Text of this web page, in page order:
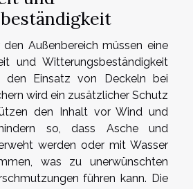
Außenbereich müssen eine
und Witterungsbeständigkeit
den Einsatz von Deckeln bei
wird ein zusätzlicher Schutz
den Inhalt vor Wind und
so, dass Asche und
werden oder mit Wasser
was zu unerwünschten
führen kann. Die